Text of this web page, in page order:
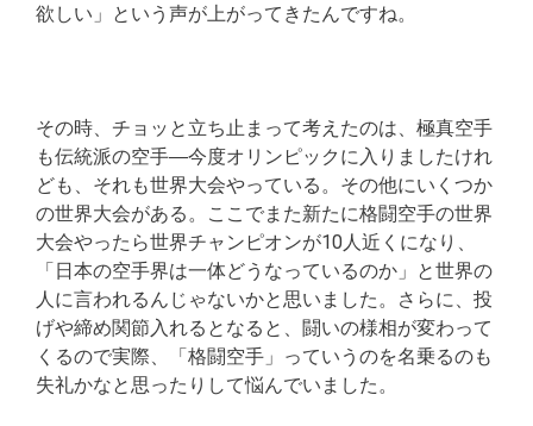
欲しい」という声が上がってきたんですね。
その時、チョッと立ち止まって考えたのは、極真空手
も伝統派の空手―今度オリンピックに入りましたけれ
ども、それも世界大会やっている。その他にいくつか
の世界大会がある。ここでまた新たに格闘空手の世界
大会やったら世界チャンピオンが10人近くになり、
「日本の空手界は一体どうなっているのか」と世界の
人に言われるんじゃないかと思いました。さらに、投
げや締め関節入れるとなると、闘いの様相が変わって
くるので実際、「格闘空手」っていうのを名乗るのも
失礼かなと思ったりして悩んでいました。